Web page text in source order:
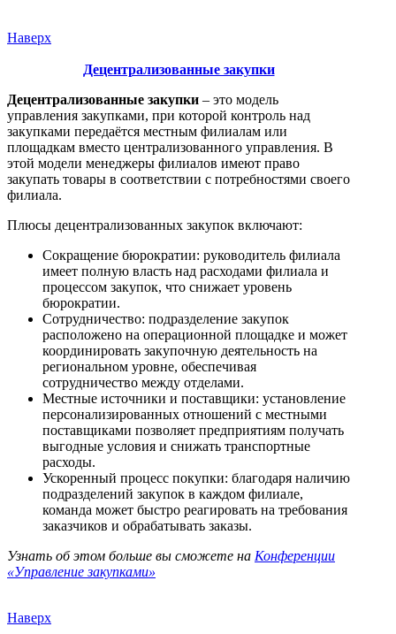
Наверх
Децентрализованные закупки
Децентрализованные закупки – это модель
управления закупками, при которой контроль над
закупками передаётся местным филиалам или
площадкам вместо централизованного управления. В
этой модели менеджеры филиалов имеют право
закупать товары в соответствии с потребностями своего
филиала.
Плюсы децентрализованных закупок включают:
Сокращение бюрократии: руководитель филиала
имеет полную власть над расходами филиала и
процессом закупок, что снижает уровень
бюрократии.
Сотрудничество: подразделение закупок
расположено на операционной площадке и может
координировать закупочную деятельность на
региональном уровне, обеспечивая
сотрудничество между отделами.
Местные источники и поставщики: установление
персонализированных отношений с местными
поставщиками позволяет предприятиям получать
выгодные условия и снижать транспортные
расходы.
Ускоренный процесс покупки: благодаря наличию
подразделений закупок в каждом филиале,
команда может быстро реагировать на требования
заказчиков и обрабатывать заказы.
Узнать об этом больше вы сможете на Конференции
«Управление закупками»
Наверх